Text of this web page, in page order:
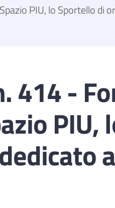
PIU, lo Sportello di
-
PIU,